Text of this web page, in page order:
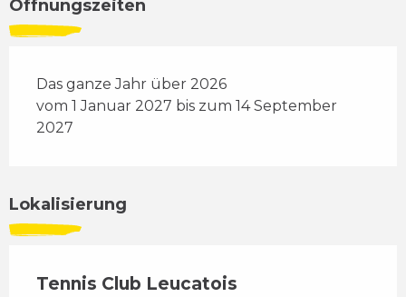
Öffnungszeiten
Das ganze Jahr über 2026
vom 1 Januar 2027 bis zum 14 September
2027
Lokalisierung
Tennis Club Leucatois